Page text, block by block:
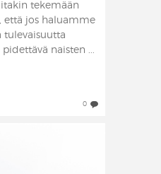
tekemään
että jos haluamme
tulevaisuutta
naisten ...
0